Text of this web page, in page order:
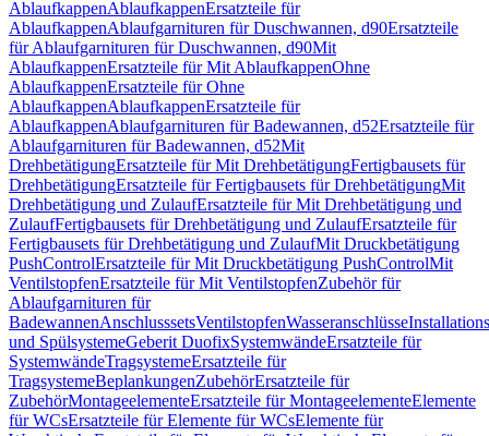
AblaufkappenAblaufkappenErsatzteile für
AblaufkappenAblaufgarnituren für Duschwannen, d90Ersatzteile
für Ablaufgarnituren für Duschwannen, d90Mit
AblaufkappenErsatzteile für Mit AblaufkappenOhne
AblaufkappenErsatzteile für Ohne
AblaufkappenAblaufkappenErsatzteile für
AblaufkappenAblaufgarnituren für Badewannen, d52Ersatzteile für
Ablaufgarnituren für Badewannen, d52Mit
DrehbetätigungErsatzteile für Mit DrehbetätigungFertigbausets für
DrehbetätigungErsatzteile für Fertigbausets für DrehbetätigungMit
Drehbetätigung und ZulaufErsatzteile für Mit Drehbetätigung und
ZulaufFertigbausets für Drehbetätigung und ZulaufErsatzteile für
Fertigbausets für Drehbetätigung und ZulaufMit Druckbetätigung
PushControlErsatzteile für Mit Druckbetätigung PushControlMit
VentilstopfenErsatzteile für Mit VentilstopfenZubehör für
Ablaufgarnituren für
BadewannenAnschlusssetsVentilstopfenWasseranschlüsse
und SpülsystemeGeberit DuofixSystemwändeErsatzteile für
SystemwändeTragsystemeErsatzteile für
TragsystemeBeplankungenZubehörErsatzteile für
ZubehörMontageelementeErsatzteile für MontageelementeElemente
für WCsErsatzteile für Elemente für WCsElemente für